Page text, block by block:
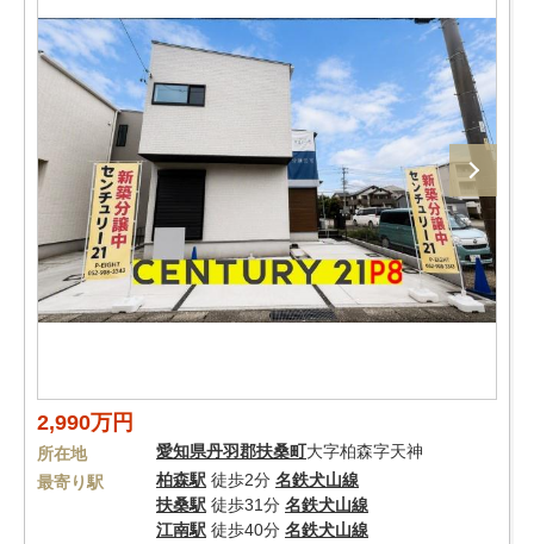
2,990万円
所在地 愛知県丹羽郡扶桑町大字柏森字天神
最寄り駅
柏森駅 徒歩2分 名鉄犬山線
扶桑駅 徒歩31分 名鉄犬山線
江南駅 徒歩40分 名鉄犬山線